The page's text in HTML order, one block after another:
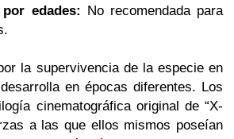
edades: No recomendada para
la supervivencia de la especie en
en épocas diferentes. Los
cinematográfica original de “X-
a las que ellos mismos poseían